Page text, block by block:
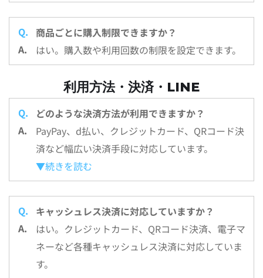
商品ごとに購入制限できますか？
はい。購入数や利用回数の制限を設定できます。
利用方法・決済・LINE
どのような決済方法が利用できますか？
PayPay、d払い、クレジットカード、QRコード決
済など幅広い決済手段に対応しています。
▼続きを読む
キャッシュレス決済に対応していますか？
はい。クレジットカード、QRコード決済、電子マ
ネーなど各種キャッシュレス決済に対応していま
す。